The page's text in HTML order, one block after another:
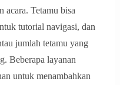
Tetamu bisa
tutorial navigasi, dan
jumlah tetamu yang
Beberapa layanan
untuk menambahkan